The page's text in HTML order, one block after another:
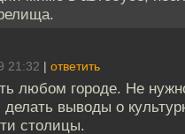
21:32 | ответить
любом городе. Не
выводы о
столицы.